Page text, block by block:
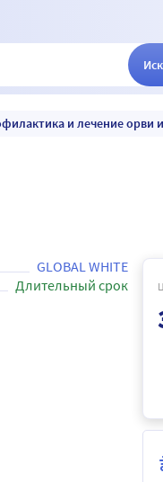
и лечение орви
GLOBAL WHITE
Длительный срок